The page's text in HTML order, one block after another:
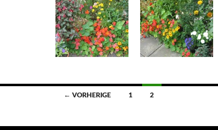
Beitragsnavigation
← VORHERIGE 1 2